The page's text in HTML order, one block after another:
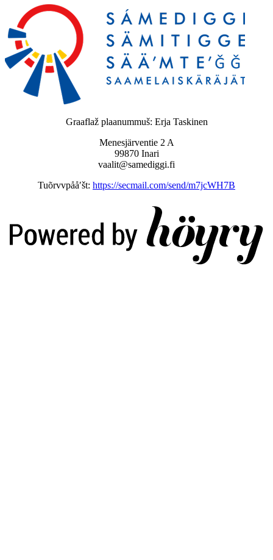
Graaflaž plaanummuš: Erja Taskinen
Menesjärventie 2 A
99870 Inari
vaalit@samediggi.fi
Tuõrvvpååʹšt: https://secmail.com/send/m7jcWH7B